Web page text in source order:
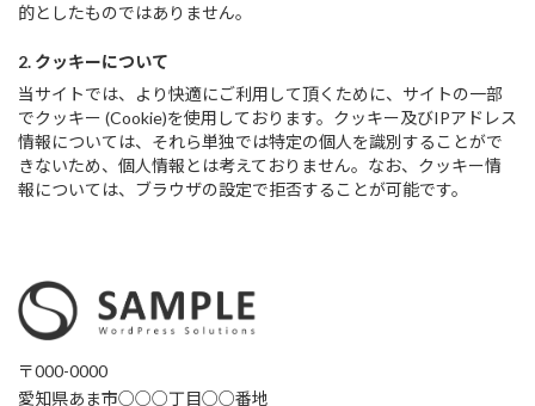
的としたものではありません。
2. クッキーについて
当サイトでは、より快適にご利用して頂くために、サイトの一部
でクッキー (Cookie)を使用しております。クッキー及びIPアドレス
情報については、それら単独では特定の個人を識別することがで
きないため、個人情報とは考えておりません。なお、クッキー情
報については、ブラウザの設定で拒否することが可能です。
〒000-0000
愛知県あま市○○○丁目○○番地